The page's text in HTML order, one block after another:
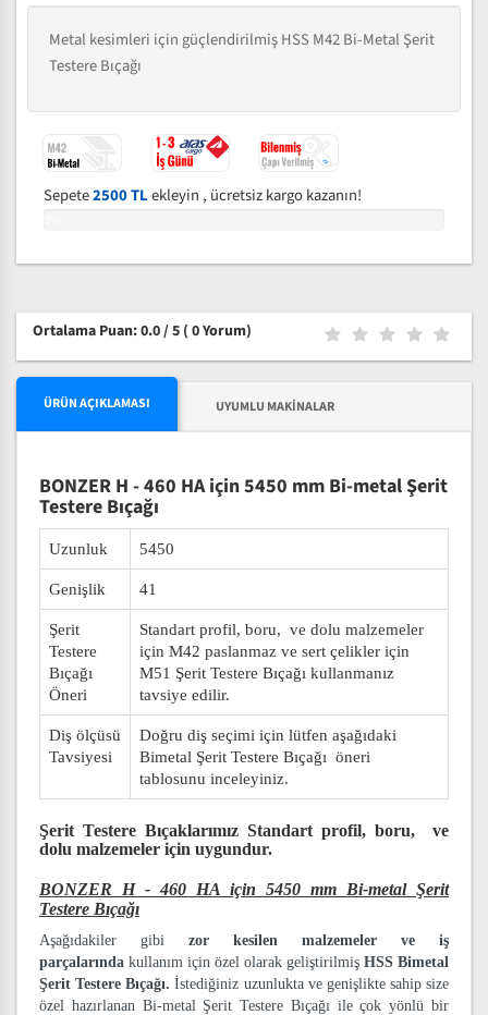
Metal kesimleri için güçlendirilmiş HSS M42 Bi-Metal Şerit
Testere Bıçağı
Sepete2500 TLekleyin , ücretsiz kargo kazanın!
Ortalama Puan: 0.0 / 5 ( 0 Yorum)
ÜRÜN AÇIKLAMASI UYUMLU MAKINALAR
BONZER H - 460 HA için 5450 mm Bi-metal Şerit
Testere Bıçağı
Uzunluk 5450
Genişlik 41
Şerit
Testere
Bıçağı
Öneri
Standart profil, boru, ve dolu malzemeler
için M42 paslanmaz ve sert çelikler için
M51 Şerit Testere Bıçağı kullanmanız
tavsiye edilir.
Diş ölçüsü
Tavsiyesi
Doğru diş seçimi için lütfen aşağıdaki
Bimetal Şerit Testere Bıçağı öneri
tablosunu inceleyiniz.
Şerit Testere Bıçaklarımız Standart profil, boru, ve
dolu malzemeler için uygundur.
BONZER H - 460 HA için 5450 mm Bi-metal Şerit
Testere Bıçağı
Aşağıdakiler gibi zor kesilen malzemeler ve iş
parçalarında kullanım için özel olarak geliştirilmiş HSS Bimetal
Şerit Testere Bıçağı.İstediğiniz uzunlukta ve genişlikte sahip size
özel hazırlanan Bi-metal Şerit Testere Bıçağı ile çok yönlü bir